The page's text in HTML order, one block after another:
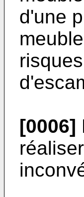
d'une
[0006]